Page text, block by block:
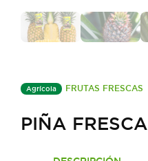
Agrícola FRUTAS FRESCAS
PIÑA FRESCA